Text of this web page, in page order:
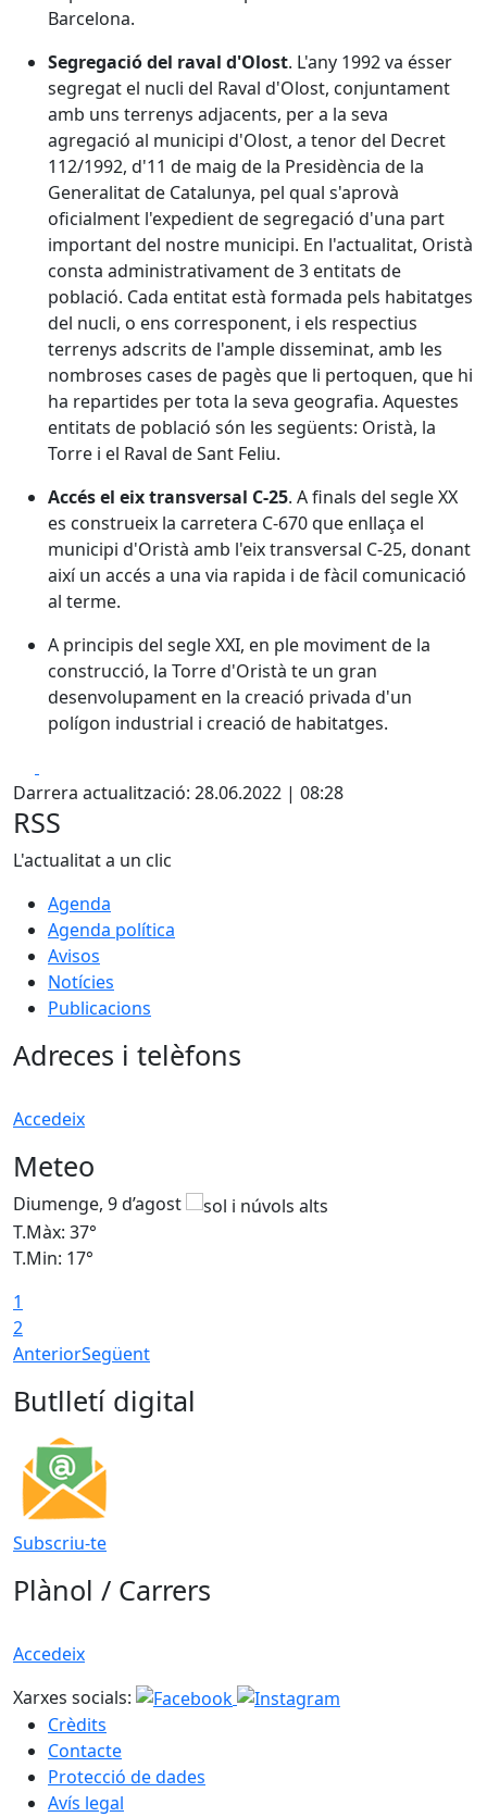
Barcelona.
Segregació del raval d'Olost. L'any 1992 va ésser
segregat el nucli del Raval d'Olost, conjuntament
amb uns terrenys adjacents, per a la seva
agregació al municipi d'Olost, a tenor del Decret
112/1992, d'11 de maig de la Presidència de la
Generalitat de Catalunya, pel qual s'aprovà
oficialment l'expedient de segregació d'una part
important del nostre municipi. En l'actualitat, Oristà
consta administrativament de 3 entitats de
població. Cada entitat està formada pels habitatges
del nucli, o ens corresponent, i els respectius
terrenys adscrits de l'ample disseminat, amb les
nombroses cases de pagès que li pertoquen, que hi
ha repartides per tota la seva geografia. Aquestes
entitats de població són les següents: Oristà, la
Torre i el Raval de Sant Feliu.
Accés el eix transversal C-25. A finals del segle XX
es construeix la carretera C-670 que enllaça el
municipi d'Oristà amb l'eix transversal C-25, donant
així un accés a una via rapida i de fàcil comunicació
al terme.
A principis del segle XXI, en ple moviment de la
construcció, la Torre d'Oristà te un gran
desenvolupament en la creació privada d'un
polígon industrial i creació de habitatges.
Darrera actualització: 28.06.2022 | 08:28
RSS
L'actualitat a un clic
Agenda
Agenda política
Avisos
Notícies
Publicacions
Adreces i telèfons
Accedeix
Meteo
Diumenge, 9 d’agost
T.Màx: 37°
T.Min: 17°
1
2
AnteriorSegüent
Butlletí digital
Subscriu-te
Plànol / Carrers
Accedeix
Xarxes socials:
Crèdits
Contacte
Protecció de dades
Avís legal